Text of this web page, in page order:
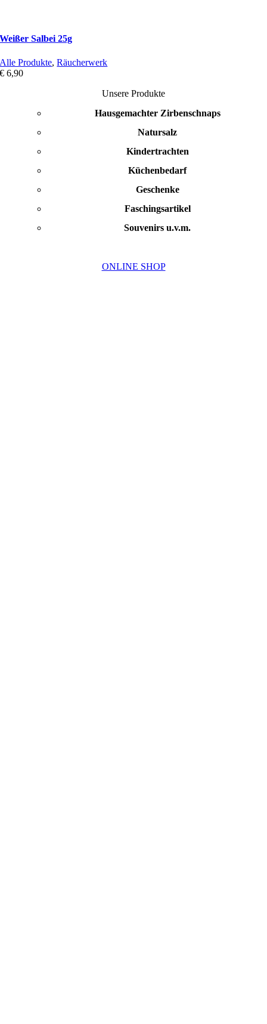
Weißer Salbei 25g
Alle Produkte,Räucherwerk
€ 6,90
Unsere Produkte
Hausgemachter Zirbenschnaps
Natursalz
Kindertrachten
Küchenbedarf
Geschenke
Faschingsartikel
Souvenirs u.v.m.
ONLINE SHOP